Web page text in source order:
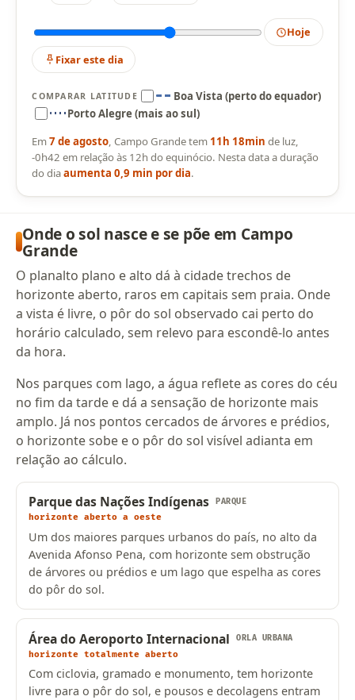
Hoje
Fixar este dia
COMPARAR LATITUDE
Boa Vista (perto do equador)
Porto Alegre (mais ao sul)
Em7 de agosto, Campo Grande tem 11h 18min de luz,
-0h42 em relação às 12h do equinócio. Nesta data a duração
do diaaumenta 0,9 min por dia.
Onde o sol nasce e se põe em Campo
Grande
O planalto plano e alto dá à cidade trechos de
horizonte aberto, raros em capitais sem praia. Onde
a vista é livre, o pôr do sol observado cai perto do
horário calculado, sem relevo para escondê-lo antes
da hora.
Nos parques com lago, a água reflete as cores do céu
no fim da tarde e dá a sensação de horizonte mais
amplo. Já nos pontos cercados de árvores e prédios,
o horizonte sobe e o pôr do sol visível adianta em
relação ao cálculo.
Parque das Nações Indígenas PARQUE
horizonte aberto a oeste
Um dos maiores parques urbanos do país, no alto da
Avenida Afonso Pena, com horizonte sem obstrução
de árvores ou prédios e um lago que espelha as cores
do pôr do sol.
Área do Aeroporto Internacional ORLA URBANA
horizonte totalmente aberto
Com ciclovia, gramado e monumento, tem horizonte
livre para o pôr do sol, e pousos e decolagens entram